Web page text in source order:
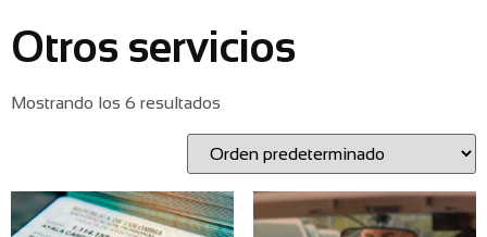
Otros servicios
Mostrando los 6 resultados